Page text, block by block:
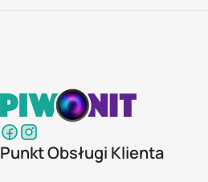
Punkt Obsługi Klienta